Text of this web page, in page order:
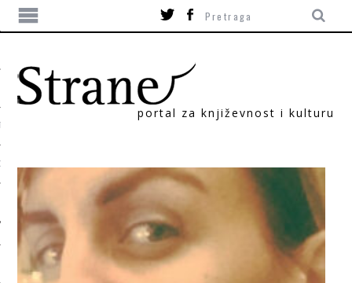
portal za književnost i kulturu